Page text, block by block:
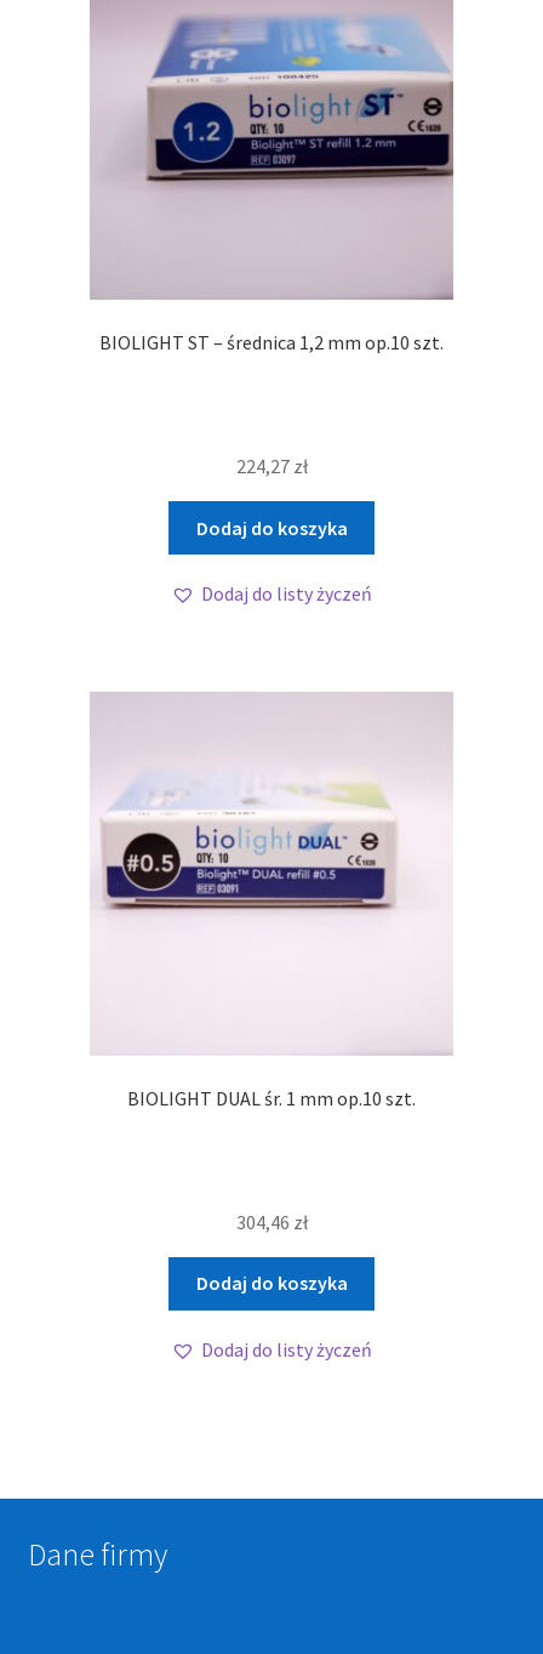
BIOLIGHT ST – średnica 1,2 mm op.10 szt.
224,27 zł
Dodaj do koszyka
Dodaj do listy życzeń
BIOLIGHT DUAL śr. 1 mm op.10 szt.
304,46 zł
Dodaj do koszyka
Dodaj do listy życzeń
Dane firmy